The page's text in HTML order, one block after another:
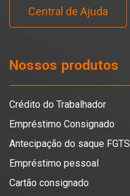
Central de Ajuda
Nossos produtos
Crédito do Trabalhador
Empréstimo Consignado
Antecipação do saque FGTS
Empréstimo pessoal
Cartão consignado